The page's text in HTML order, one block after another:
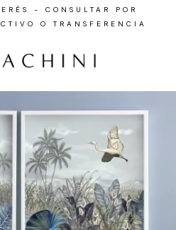
- CONSULTAR POR
O TRANSFERENCIA